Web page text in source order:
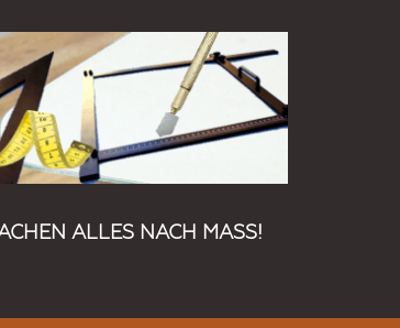
ALLES NACH MASS!